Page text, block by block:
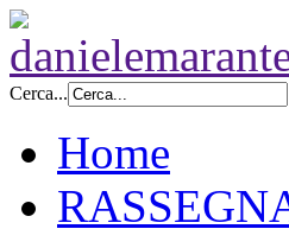
Cerca...
Home